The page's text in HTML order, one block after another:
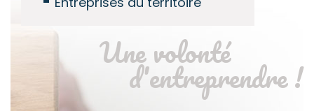
Une volonté
d'entreprendre !